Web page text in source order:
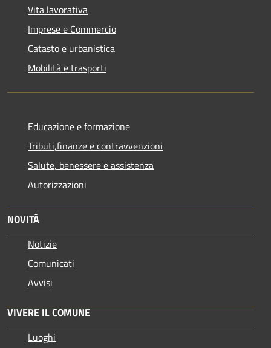
Vita lavorativa
Imprese e Commercio
Catasto e urbanistica
Mobilità e trasporti
Educazione e formazione
Tributi,finanze e contravvenzioni
Salute, benessere e assistenza
Autorizzazioni
NOVITÀ
Notizie
Comunicati
Avvisi
VIVERE IL COMUNE
Luoghi